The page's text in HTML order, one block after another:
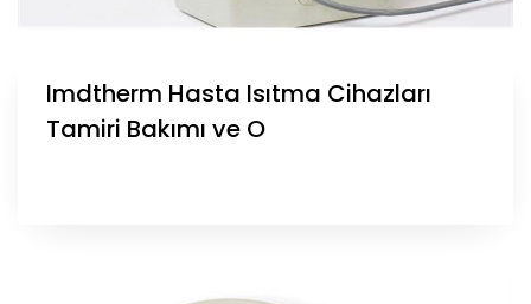
Imdtherm Hasta Isıtma Cihazları
Tamiri Bakımı ve O